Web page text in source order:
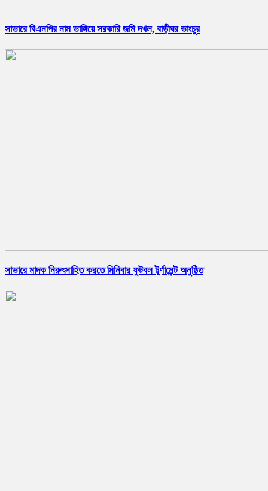
সাভারে বিএনপির নাম ভাঙ্গিয়ে সরকারি জমি দখল, বাড়ীঘর ভাংচুর
সাভারে মাদক নিরুৎসাহিত করতে মিনিবার ফুটবল টূর্ণামেন্ট অনুষ্ঠিত